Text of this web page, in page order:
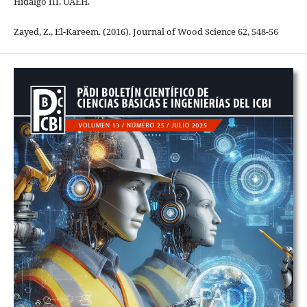
Zayed, Z., El-Kareem. (2016). Journal of Wood Science 62, 548-56